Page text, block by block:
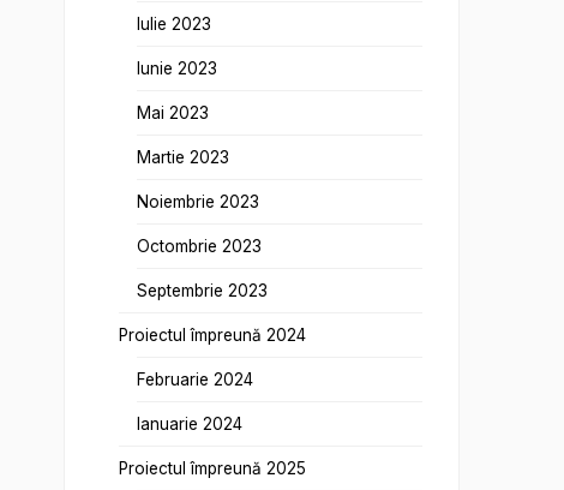
Iulie 2023
Iunie 2023
Mai 2023
Martie 2023
Noiembrie 2023
Octombrie 2023
Septembrie 2023
Proiectul împreună 2024
Februarie 2024
Ianuarie 2024
Proiectul împreună 2025